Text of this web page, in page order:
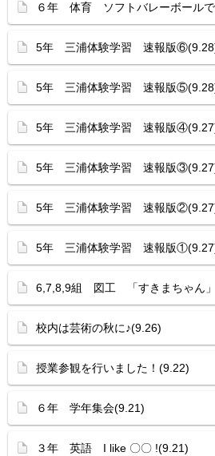
６年 体育 ソフトバレーボールで
5年 三浦体験学習 速報版
5年 三浦体験学習 速報版
5年 三浦体験学習 速報版
5年 三浦体験学習 速報版
5年 三浦体験学習 速報版
5年 三浦体験学習 速報版
6,7,8,9組 図工 「すきまちゃん
校内は芸術の秋に♪(9.26)
授業参観を行いました！(9.22)
６年 学年集会(9.21)
３年 英語 I like 〇〇 !(9.21)